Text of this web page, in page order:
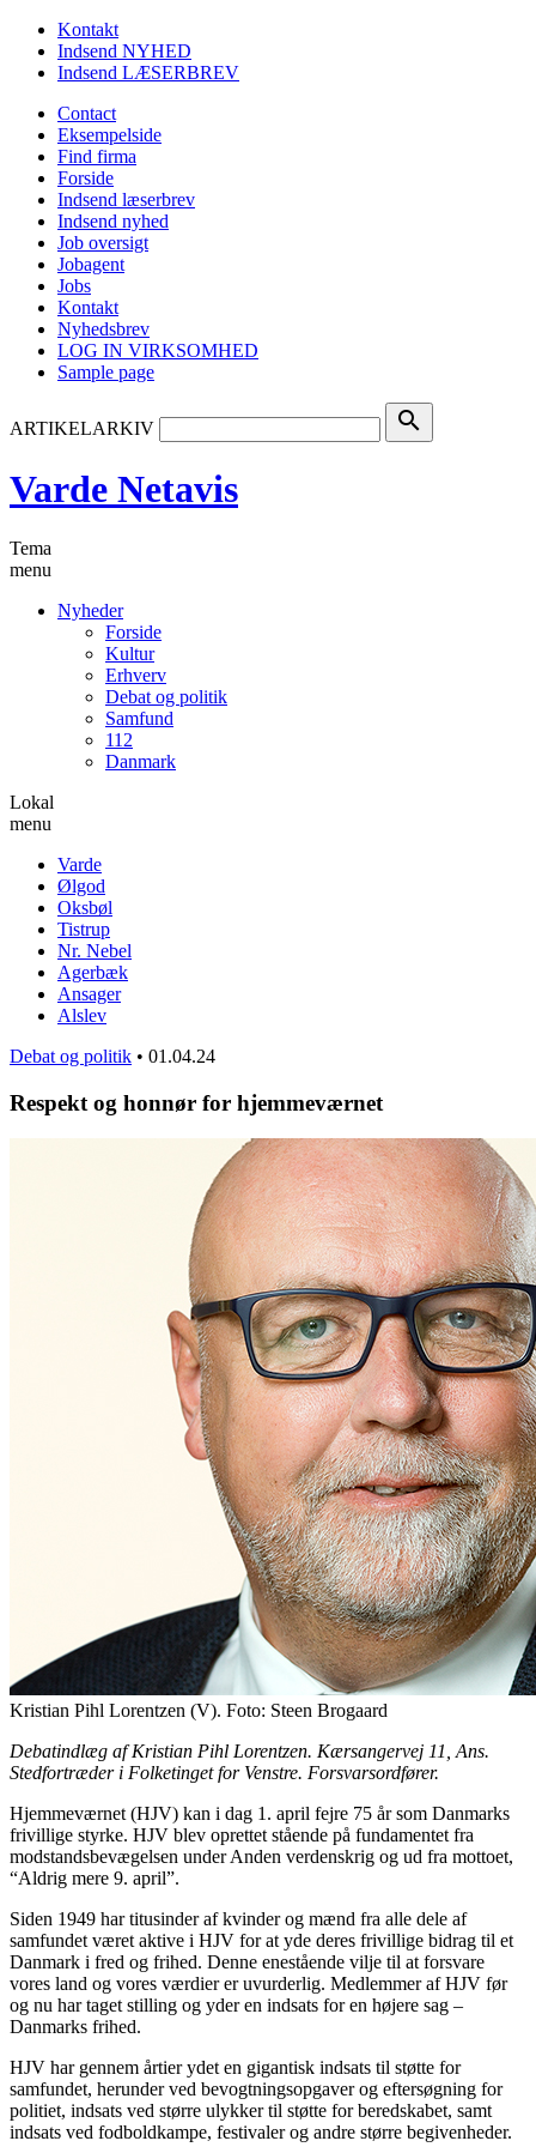
Kontakt
Indsend NYHED
Indsend LÆSERBREV
Contact
Eksempelside
Find firma
Forside
Indsend læserbrev
Indsend nyhed
Job oversigt
Jobagent
Jobs
Kontakt
Nyhedsbrev
LOG IN VIRKSOMHED
Sample page
ARTIKELARKIV search
Varde Netavis
Tema
menu
Nyheder
Forside
Kultur
Erhverv
Debat og politik
Samfund
112
Danmark
Lokal
menu
Varde
Ølgod
Oksbøl
Tistrup
Nr. Nebel
Agerbæk
Ansager
Alslev
Debat og politik • 01.04.24
Respekt og honnør for hjemmeværnet
Kristian Pihl Lorentzen (V). Foto: Steen Brogaard
Debatindlæg af Kristian Pihl Lorentzen. Kærsangervej 11, Ans.
Stedfortræder i Folketinget for Venstre. Forsvarsordfører.
Hjemmeværnet (HJV) kan i dag 1. april fejre 75 år som Danmarks
frivillige styrke. HJV blev oprettet stående på fundamentet fra
modstandsbevægelsen under Anden verdenskrig og ud fra mottoet,
“Aldrig mere 9. april”.
Siden 1949 har titusinder af kvinder og mænd fra alle dele af
samfundet været aktive i HJV for at yde deres frivillige bidrag til et
Danmark i fred og frihed. Denne enestående vilje til at forsvare
vores land og vores værdier er uvurderlig. Medlemmer af HJV før
og nu har taget stilling og yder en indsats for en højere sag –
Danmarks frihed.
HJV har gennem årtier ydet en gigantisk indsats til støtte for
samfundet, herunder ved bevogtningsopgaver og eftersøgning for
politiet, indsats ved større ulykker til støtte for beredskabet, samt
indsats ved fodboldkampe, festivaler og andre større begivenheder.